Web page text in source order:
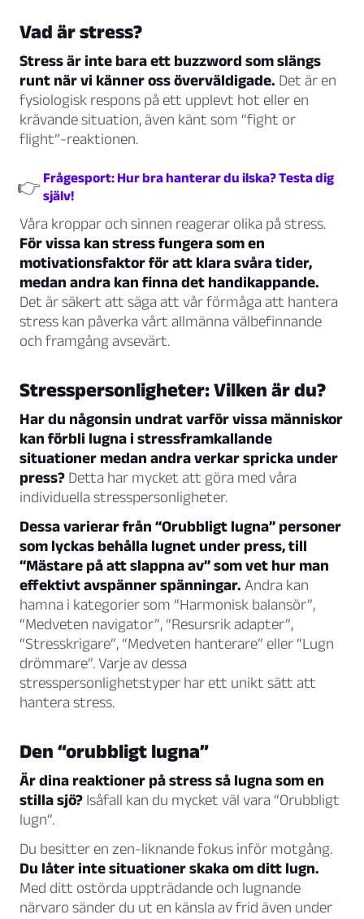
Vad är stress?
Stress är inte bara ett buzzword som slängs
runt när vi känner oss överväldigade. Det är en
fysiologisk respons på ett upplevt hot eller en
krävande situation, även känt som “fight or
flight”-reaktionen.
👉 Frågesport: Hur bra hanterar du ilska? Testa dig
själv!
Våra kroppar och sinnen reagerar olika på stress.
För vissa kan stress fungera som en
motivationsfaktor för att klara svåra tider,
medan andra kan finna det handikappande.
Det är säkert att säga att vår förmåga att hantera
stress kan påverka vårt allmänna välbefinnande
och framgång avsevärt.
Stresspersonligheter: Vilken är du?
Har du någonsin undrat varför vissa människor
kan förbli lugna i stressframkallande
situationer medan andra verkar spricka under
press? Detta har mycket att göra med våra
individuella stresspersonligheter.
Dessa varierar från “Orubbligt lugna” personer
som lyckas behålla lugnet under press, till
“Mästare på att slappna av” som vet hur man
effektivt avspänner spänningar. Andra kan
hamna i kategorier som “Harmonisk balansör”,
“Medveten navigator”, “Resursrik adapter”,
“Stresskrigare”, “Medveten hanterare” eller “Lugn
drömmare”. Varje av dessa
stresspersonlighetstyper har ett unikt sätt att
hantera stress.
Den “orubbligt lugna”
Är dina reaktioner på stress så lugna som en
stilla sjö? Isåfall kan du mycket väl vara “Orubbligt
lugn”.
Du besitter en zen-liknande fokus inför motgång.
Du låter inte situationer skaka om ditt lugn.
Med ditt ostörda uppträdande och lugnande
närvaro sänder du ut en känsla av frid även under